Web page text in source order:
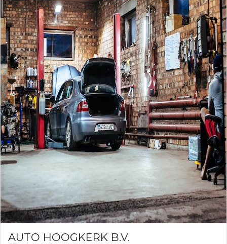
AUTO HOOGKERK B.V.